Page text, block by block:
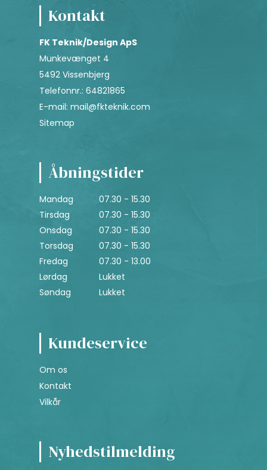
Kontakt
FK Teknik/Design ApS
Munkevænget 4
5492 Vissenbjerg
Telefonnr.: 64821865
E-mail: mail@fkteknik.com
Sitemap
Åbningstider
Mandag
07.30 - 15.30
Tirsdag
07.30 - 15.30
Onsdag
07.30 - 15.30
Torsdag
07.30 - 15.30
Fredag
07.30 - 13.00
Lørdag
Lukket
Søndag
Lukket
Kundeservice
Om os
Kontakt
Vilkår
Nyhedstilmelding